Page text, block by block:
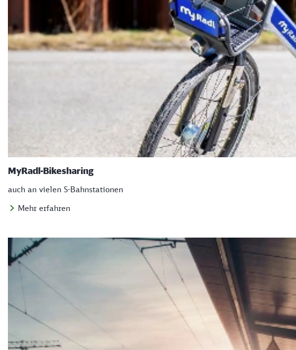
MyRadl-Bikesharing
auch an vielen S-Bahnstationen
Mehr erfahren